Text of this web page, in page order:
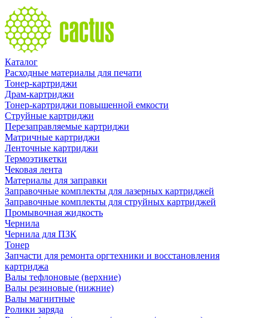
Каталог
Расходные материалы для печати
Тонер-картриджи
Драм-картриджи
Тонер-картриджи повышенной емкости
Струйные картриджи
Перезаправляемые картриджи
Матричные картриджи
Ленточные картриджи
Термоэтикетки
Чековая лента
Материалы для заправки
Заправочные комплекты для лазерных картриджей
Заправочные комплекты для струйных картриджей
Промывочная жидкость
Чернила
Чернила для ПЗК
Тонер
Запчасти для ремонта оргтехники и восстановления
картриджа
Валы тефлоновые (верхние)
Валы резиновые (нижние)
Валы магнитные
Ролики заряда